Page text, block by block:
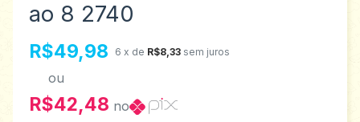
ao 8 2740
R$49,98 6 x de R$8,33 sem juros
ou
R$42,48 no